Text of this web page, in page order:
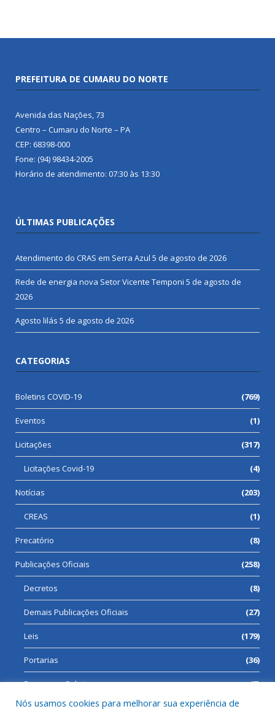
PREFEITURA DE CUMARU DO NORTE
Avenida das Nações, 73
Centro – Cumaru do Norte – PA
CEP: 68398-000
Fone: (94) 98434-2005
Horário de atendimento: 07:30 às 13:30
ÚLTIMAS PUBLICAÇÕES
Atendimento do CRAS em Serra Azul 5 de agosto de 2026
Rede de energia nova Setor Vicente Temponi 5 de agosto de
2026
Agosto lilás 5 de agosto de 2026
CATEGORIAS
Boletins COVID-19 (769)
Eventos (1)
Licitações (317)
Licitações Covid-19 (4)
Notícias (203)
CREAS (1)
Precatório (8)
Publicações Oficiais (258)
Decretos (8)
Demais Publicações Oficiais (27)
Leis (179)
Portarias (36)
Processos Seletivos (7)
Nós usamos cookies para melhorar sua experiência de